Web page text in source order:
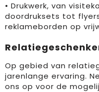
Toilettassen
Waterbestendige
Reistassensets
Yoga en
• Drukwerk, van
doordruksets tot
reklameborden op
Op gebied van
jarenlange ervaring.
ons op voor de